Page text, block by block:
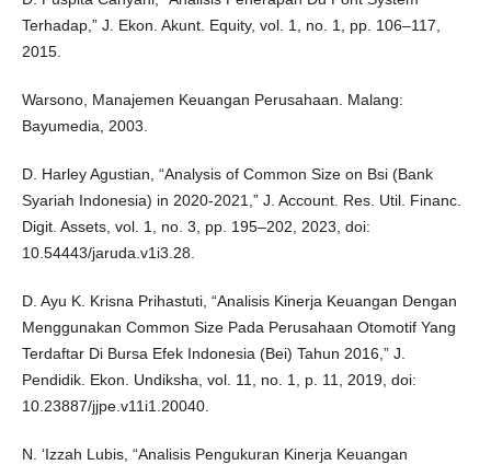
Terhadap,” J. Ekon. Akunt. Equity, vol. 1, no. 1, pp. 106–117,
2015.
Warsono, Manajemen Keuangan Perusahaan. Malang:
Bayumedia, 2003.
D. Harley Agustian, “Analysis of Common Size on Bsi (Bank
Syariah Indonesia) in 2020-2021,” J. Account. Res. Util. Financ.
Digit. Assets, vol. 1, no. 3, pp. 195–202, 2023, doi:
10.54443/jaruda.v1i3.28.
D. Ayu K. Krisna Prihastuti, “Analisis Kinerja Keuangan Dengan
Menggunakan Common Size Pada Perusahaan Otomotif Yang
Terdaftar Di Bursa Efek Indonesia (Bei) Tahun 2016,” J.
Pendidik. Ekon. Undiksha, vol. 11, no. 1, p. 11, 2019, doi:
10.23887/jjpe.v11i1.20040.
N. ‘Izzah Lubis, “Analisis Pengukuran Kinerja Keuangan